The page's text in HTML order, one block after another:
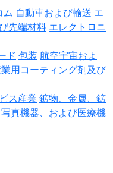
ム 自動車および輸送 エ
先端材料 エレクトロニ
ド 包装 航空宇宙およ
用コーティング剤及び
ス産業 鉱物、金属、鉱
真機器、および医療機